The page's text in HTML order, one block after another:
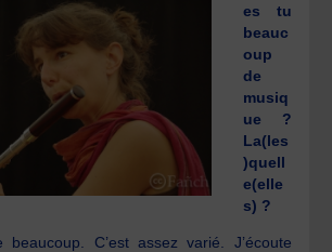
es tu
beauc
oup
de
musiq
ue ?
La(les
)quell
e(elle
s) ?
beaucoup. C’est assez varié. J’écoute